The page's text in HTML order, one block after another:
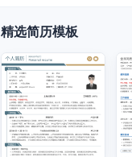
精选简历模板